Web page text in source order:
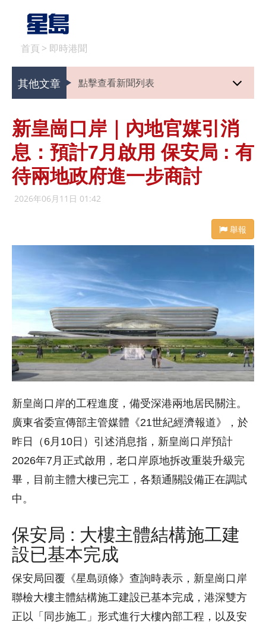
首頁 > 即時港聞
其他文章 點擊查看新聞列表
新皇崗口岸｜內地官媒引消
息：預計7月啟用 保安局 : 有
待兩地政府進一步商討
2026年06月11日 01:42
舉報
新皇崗口岸的工程進度，備受深港兩地居民關注。
廣東省委宣傳部主管媒體《21世紀經濟報道》，於
昨日（6月10日）引述消息指，新皇崗口岸預計
2026年7月正式啟用，老口岸原地拆改重裝升級完
畢，目前主體大樓已完工，各類通關設備正在調試
中。
保安局 : 大樓主體結構施工建
設已基本完成
保安局回覆《星島頭條》查詢時表示，新皇崗口岸
聯檢大樓主體結構施工建設已基本完成，港深雙方
正以「同步施工」形式進行大樓內部工程，以及安